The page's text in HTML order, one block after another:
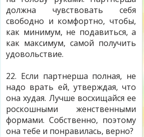
должна чувствовать себя
свободно и комфортно, чтобы,
как минимум, не подавиться, а
как максимум, самой получить
удовольствие.
22. Если партнерша полная, не
надо врать ей, утверждая, что
она худая. Лучше восхищайся ее
роскошными женственными
формами. Собственно, поэтому
она тебе и понравилась, верно?